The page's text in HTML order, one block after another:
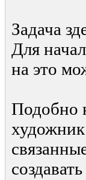
Задача
Для
на это
Подобно